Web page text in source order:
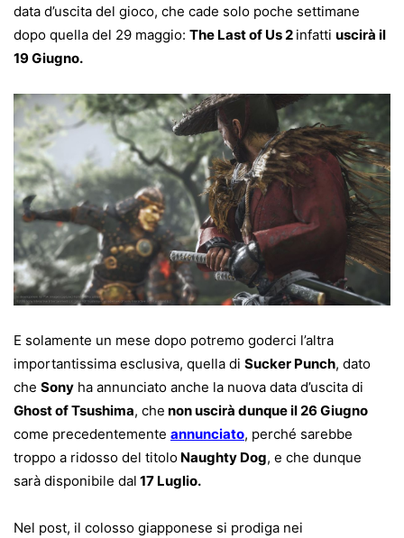
data d’uscita del gioco, che cade solo poche settimane
dopo quella del 29 maggio: The Last of Us 2 infatti uscirà il
19 Giugno.
E solamente un mese dopo potremo goderci l’altra
importantissima esclusiva, quella di Sucker Punch, dato
che Sony ha annunciato anche la nuova data d’uscita di
Ghost of Tsushima, che non uscirà dunque il 26 Giugno
come precedentemente annunciato, perché sarebbe
troppo a ridosso del titolo Naughty Dog, e che dunque
sarà disponibile dal 17 Luglio.
Nel post, il colosso giapponese si prodiga nei